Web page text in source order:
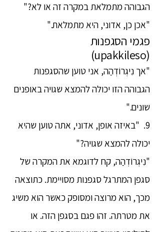
הגבוהה מתמלאת במקרה זה או לא?"
"אכן כן, אדוני, היא מתמלאת."
פגמי הסגפנות
(upakkileso)
"אך נִיגְרוֹדְהַה, אני טוען שהסגפנות
הגבוהה הזו יכולה להמצא שגויה באופנים
שונים."
9. "באיזה אופן, אדוני, אתה טוען שהיא
יכולה להמצא שגויה?"
"נִיגְרוֹדְהַה, קח לדוגמא את המקרה של
סגפן המתרגל סגפנות מסויימת. כתוצאה
מכך, הוא מרוצה ומסופק כאשר הוא משיג
את מטרתה. זהו פגם בסגפן הזה. או